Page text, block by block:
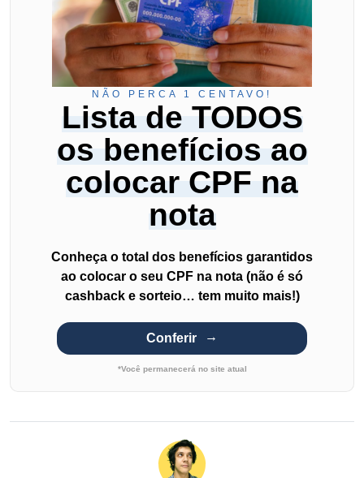
NÃO PERCA 1 CENTAVO!
Lista de TODOS
os benefícios ao
colocar CPF na
nota
Conheça o total dos benefícios garantidos
ao colocar o seu CPF na nota (não é só
cashback e sorteio… tem muito mais!)
Conferir
*Você permanecerá no site atual